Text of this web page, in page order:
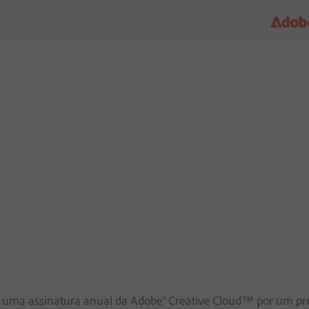
assinatura anual da Adobe® Creative Cloud™ por um